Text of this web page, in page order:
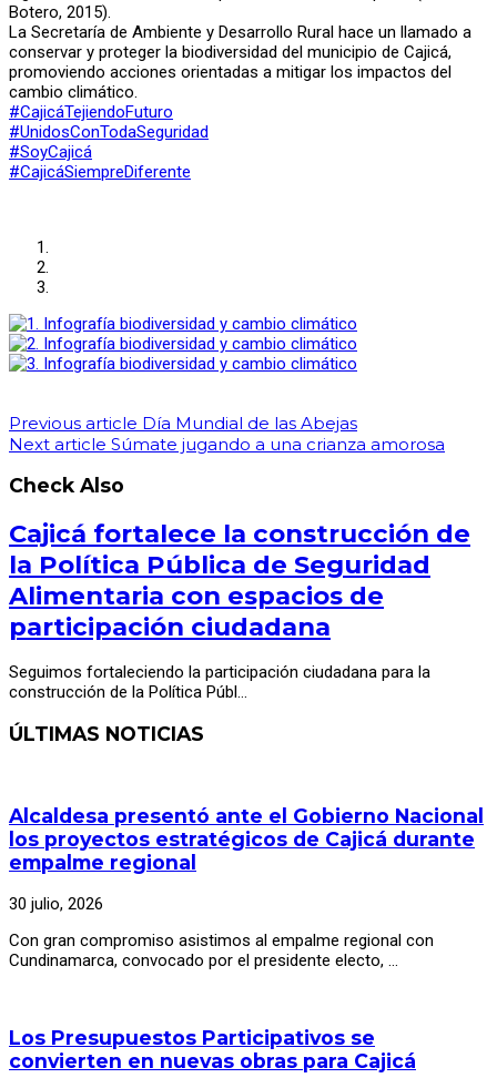
Botero, 2015).
La Secretaría de Ambiente y Desarrollo Rural hace un llamado a
conservar y proteger la biodiversidad del municipio de Cajicá,
promoviendo acciones orientadas a mitigar los impactos del
cambio climático.
#CajicáTejiendoFuturo
#UnidosConTodaSeguridad
#SoyCajicá
#CajicáSiempreDiferente
Previous article Día Mundial de las Abejas
Next article Súmate jugando a una crianza amorosa
Check Also
Cajicá fortalece la construcción de
la Política Pública de Seguridad
Alimentaria con espacios de
participación ciudadana
Seguimos fortaleciendo la participación ciudadana para la
construcción de la Política Públ…
ÚLTIMAS NOTICIAS
Alcaldesa presentó ante el Gobierno Nacional
los proyectos estratégicos de Cajicá durante
empalme regional
30 julio, 2026
Con gran compromiso asistimos al empalme regional con
Cundinamarca, convocado por el presidente electo, …
Los Presupuestos Participativos se
convierten en nuevas obras para Cajicá